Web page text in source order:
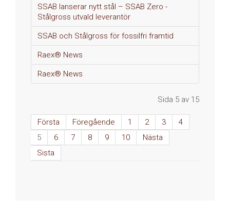
SSAB lanserar nytt stål – SSAB Zero -
Stålgross utvald leverantör
SSAB och Stålgross för fossilfri framtid
Raex® News
Raex® News
Sida 5 av 15
Första Föregående 1 2 3
4
5
6 7 8 9 10
Nästa
Sista